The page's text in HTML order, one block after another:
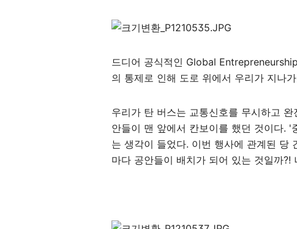
드디어 공식적인 Global
의 통제로 인해 도로 위에서 우리가 지나
우리가 탄 버스는 교통신호를 무시하고
안들이 맨 앞에서 칸보이를 했던 것이다.
는 생각이 들었다. 이번 행사에 관계된 당
마다 공안들이 배치가 되어 있는 것일까?!